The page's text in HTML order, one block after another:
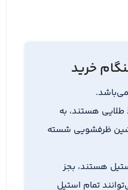
خرید
هستند، به
ظرفشویی شسته
هستند، بجز
تمام استیل